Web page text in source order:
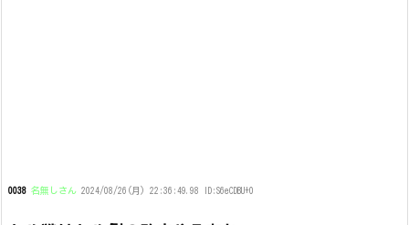
0038 名無しさん 2024/08/26(月) 22:36:49.98 ID:S6eCDBU+0